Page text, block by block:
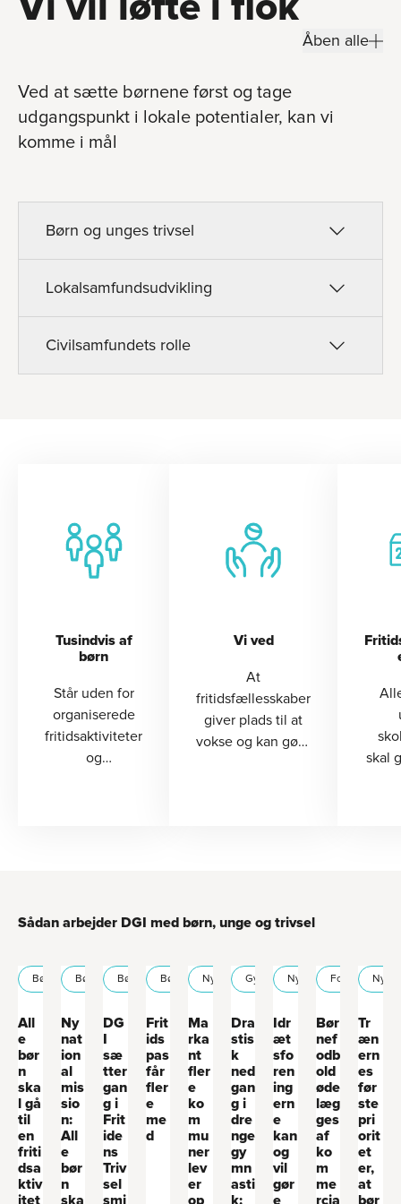
Åben alle
Ved at sætte børnene først og tage
udgangspunkt i lokale potentialer, kan vi
komme i mål
Børn og unges trivsel
Lokalsamfundsudvikling
Civilsamfundets rolle
Tusindvis af
børn
Står uden for
organiserede
fritidsaktiviteter
og
Vi ved
At
fritidsfællesskaber
giver plads til at
vokse og kan gøre
skal
Sådan arbejder DGI med børn, unge og trivsel
Børn DGI Storkøbenhavn
All
e
bør
n
ska
l gå
til
en
friti
dsa
ktiv
itet
Børn Kommuner Nyt fra DGI +1
Ny
nat
ion
al
mis
sio
n:
All
e
bør
n
ska
Børn Kommuner Unge
DG
I
sæ
tter
gan
g i
Frit
ide
ns
Triv
sel
smi
Børn DGI Nordjylland Forening
Frit
ids
pas
får
fler
e
me
d
Nyt fra DGI
Ma
rka
nt
fler
e
ko
m
mu
ner
lev
er
op
Gymnastik Nyt fra DGI
Dra
stis
k
ned
gan
g i
dre
nge
gy
mn
asti
k:
Nyt fra DGI
Idr
æt
sfo
ren
ing
ern
e
kan
og
vil
gør
e
Fodbold
Bør
nef
odb
old
øde
læg
ges
af
ko
m
me
rcia
Nyt
Tr
æn
ern
es
før
ste
pri
orit
et
er,
at
bør